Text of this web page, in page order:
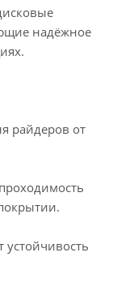
надёжное
райдеров от